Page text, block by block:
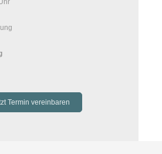
Termin vereinbaren